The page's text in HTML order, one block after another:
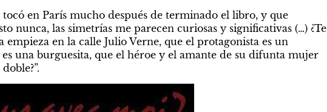
tocó en París mucho después de terminado el libro, y que
nunca, las simetrías me parecen curiosas y significativas (…) ¿Te
empieza en la calle Julio Verne, que el protagonista es un
una burguesita, que el héroe y el amante de su difunta mujer